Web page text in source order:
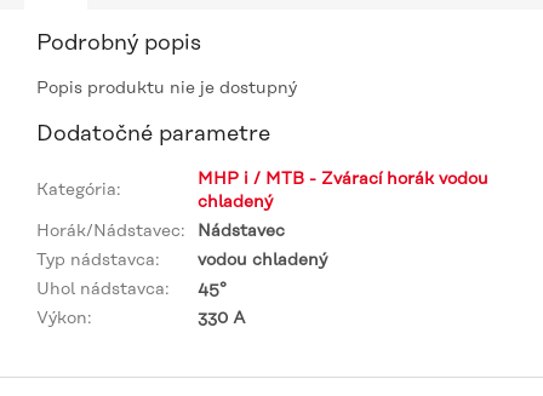
Podrobný popis
Popis produktu nie je dostupný
Dodatočné parametre
Kategória:
MHP i / MTB - Zvárací horák vodou
chladený
Horák/Nádstavec:
Nádstavec
Typ nádstavca:
vodou chladený
Uhol nádstavca:
45°
Výkon: 330 A